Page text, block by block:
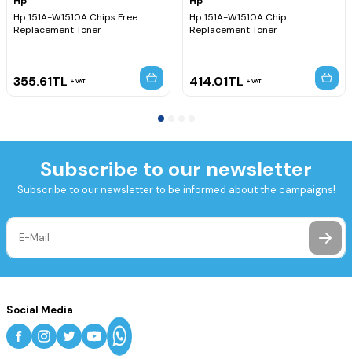
Hp 151A-W1510A Chips Free
Replacement Toner
355.61TL VAT
Hp 151A-W1510A Chip
Replacement Toner
414.01TL VAT
Subscribe to our newsletter
Subscribe to our newsletter to be informed about the campaigns!
Social Media